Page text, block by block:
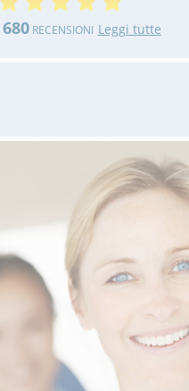
680RECENSIONI Leggi tutte